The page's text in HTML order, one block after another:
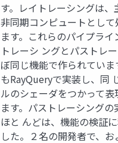
す。レイトレーシングは、
非同期コンピュートとし
ます。これらのパイプライ
トレーシ ングとパストレ
ぼ同じ機能で作られていま
もRayQueryで実装し、同
ルのシェーダをつかって表
ます。パストレーシングの
ほと んどは、機能の検証
した。２名の開発者で、